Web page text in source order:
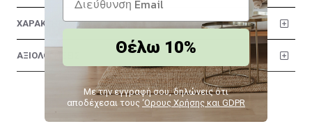
ΧΑΡΑΚΤΗΡΙΣΤΙΚΑ
ΑΞΙΟΛΟΓΗΣΕΙΣ Θέλω 10%
Με την εγγραφή σου, δηλώνεις ότι
αποδέχεσαι τους ‘Ορους Χρήσης και GDPR